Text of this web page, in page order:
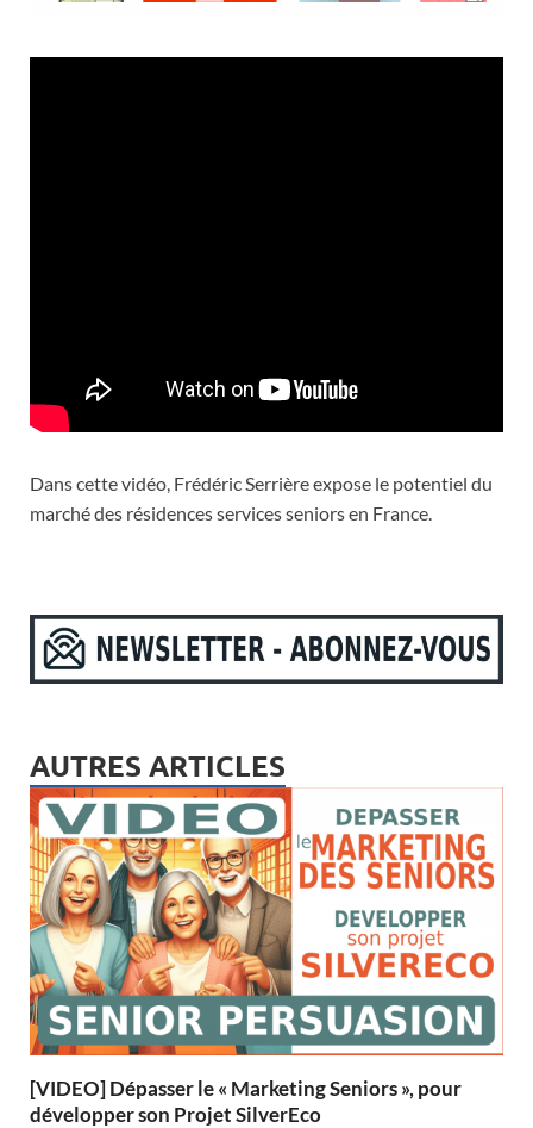
Dans cette vidéo, Frédéric Serrière expose le potentiel du
marché des résidences services seniors en France.
AUTRES ARTICLES
[VIDEO] Dépasser le « Marketing Seniors », pour
développer son Projet SilverEco